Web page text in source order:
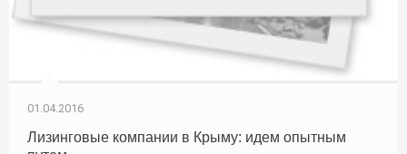
01.04.2016
Лизинговые компании в Крыму: идем опытным